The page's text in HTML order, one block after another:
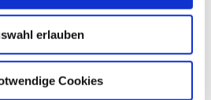
erlauben
Cookies
sportlichen Trainings [1, 2]. Die